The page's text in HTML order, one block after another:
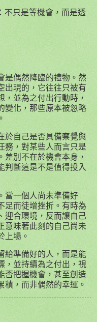
不只是等機會，而是透
是偶然降臨的禮物。然
出現的，它往往只被有
並為之付出行動時，
變化，那些原本被忽略
於自己是否具備察覺與
務，對某些人而言只是
別不在於機會本身，
判斷這是不是值得投入
當一個人尚未準備好
足而徒增挫折。有時為
迎合環境，反而讓自己
意味著此刻的自己尚未
上場。
給準備好的人，而是能
，並持續為之付出，視
否把握機會，甚至創造
，而非偶然的幸運。